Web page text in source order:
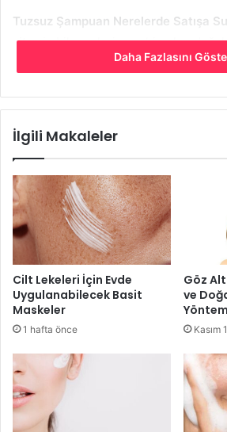
Tuzsuz Şampuan Nerelerde Satışa
vitamin bileşenlerine sahip olup doğal
seans aracı olarak kullanılır. Hindistan
uygulamasında tercih edilen hijyenik
Keratin bakım kompleksi olarak
sülfatsız ve tuzsuz şampuan
online sanal mağazalar üzerinden
keratin ürünleri %100 garantili olup
Patentine uygun olarak sağlıklı ve
alınarak satışa sunulmaktadır.
Daha Fazlasını
İlgili Makaleler
Cilt Lekeleri İçin Evde
Uygulanabilecek Basit
Maskeler
1 hafta önce
Göz
ve
Kasım